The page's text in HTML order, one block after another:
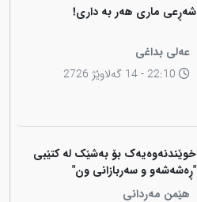
شەڕعی ماری هەر بە داری!
عەلی بداغی
خوێندنەوەیەک بۆ بەشێک لە کتێبی
"ڕەشەشەو و سەربازانی ون"
هێمن مەردانی